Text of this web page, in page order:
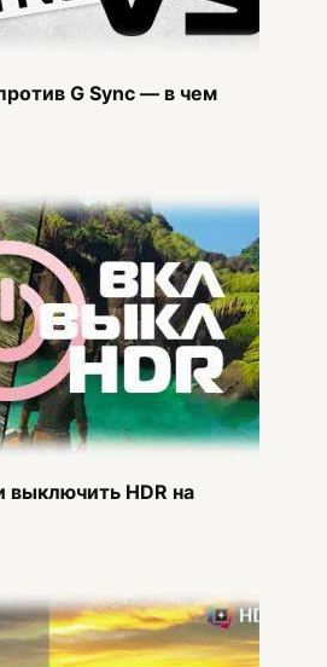
G Sync — в чем
выключить HDR на